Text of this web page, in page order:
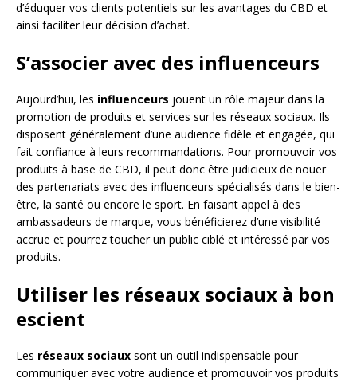
d’éduquer vos clients potentiels sur les avantages du CBD et
ainsi faciliter leur décision d’achat.
S’associer avec des influenceurs
Aujourd’hui, les influenceurs jouent un rôle majeur dans la
promotion de produits et services sur les réseaux sociaux. Ils
disposent généralement d’une audience fidèle et engagée, qui
fait confiance à leurs recommandations. Pour promouvoir vos
produits à base de CBD, il peut donc être judicieux de nouer
des partenariats avec des influenceurs spécialisés dans le bien-
être, la santé ou encore le sport. En faisant appel à des
ambassadeurs de marque, vous bénéficierez d’une visibilité
accrue et pourrez toucher un public ciblé et intéressé par vos
produits.
Utiliser les réseaux sociaux à bon
escient
Les réseaux sociaux sont un outil indispensable pour
communiquer avec votre audience et promouvoir vos produits